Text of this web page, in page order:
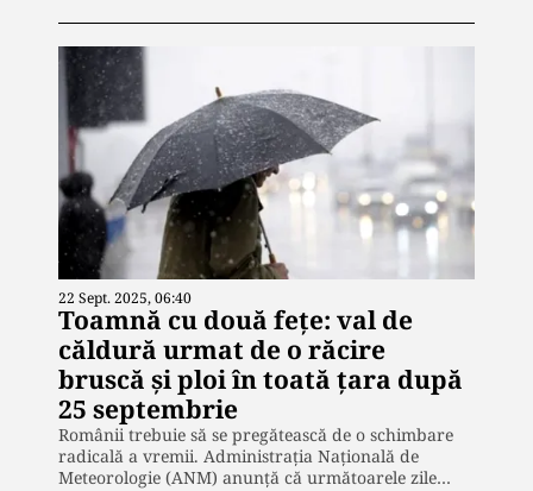
22 Sept. 2025, 06:40
Toamnă cu două fețe: val de
căldură urmat de o răcire
bruscă și ploi în toată țara după
25 septembrie
Românii trebuie să se pregătească de o schimbare
radicală a vremii. Administrația Națională de
Meteorologie (ANM) anunță că următoarele zile…